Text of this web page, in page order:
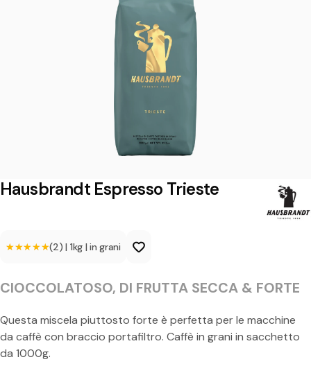
E
r
e
s
s
o
Hausbrandt Espresso Trieste
★★★★★
★★★★★(2) | 1kg | in grani
CIOCCOLATOSO, DI FRUTTA SECCA & FORTE
Questa miscela piuttosto forte è perfetta per le macchine
da caffè con braccio portafiltro. Caffè in grani in sacchetto
da 1000g.